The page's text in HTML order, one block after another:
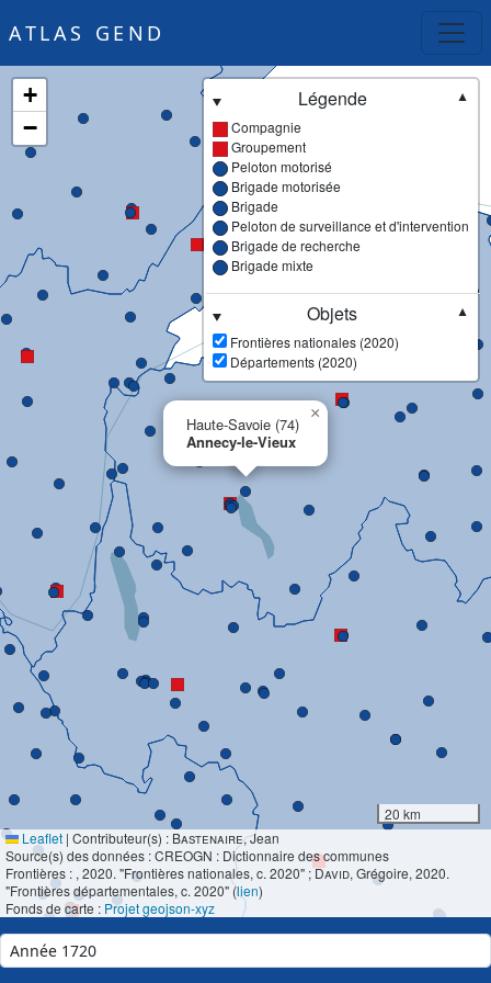
ATLAS GEND
Haute-Savoie (74)
Annecy-le-Vieux
×
+
−
Légende
▼
Compagnie
Groupement
Peloton motorisé
Brigade motorisée
Brigade
Peloton de surveillance et d'intervention
Brigade de recherche
Brigade mixte
Objets
▼
Frontières nationales (2020)
Départements (2020)
20 km
Leaflet | Contributeur(s) : Bastenaire, Jean
Source(s) des données : CREOGN : Dictionnaire des communes
Frontières : , 2020. "Frontières nationales, c. 2020" ;David, Grégoire, 2020.
"Frontières départementales, c. 2020" (lien)
Fonds de carte : Projet geojson-xyz